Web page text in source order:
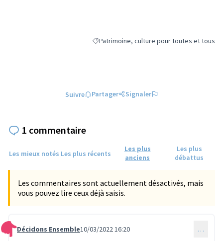
Filtrer les résultats de la catégorie :
Patrimoine, culture pour toutes et tous
Suivre Partager Signaler
1 commentaire
Les mieux notés Les plus récents
Les plus
anciens
Les plus
débattus
Les commentaires sont actuellement désactivés, mais
vous pouvez lire ceux déjà saisis.
Commentaire 248
Décidons Ensemble10/03/2022 16:20 …